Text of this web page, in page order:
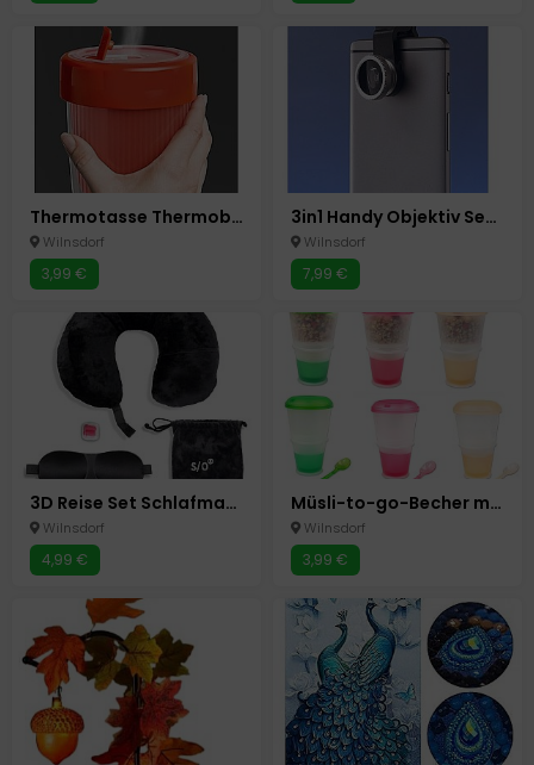
Thermotasse Thermobecher to go Memory, 0,5Liter, Rot, BPA Frei,
Wilnsdorf
3,99 €
3in1 Handy Objektiv Set Kamera Linse
Wilnsdorf
7,99 €
3D Reise Set Schlafmaske Nackenkissen Ohrstöpsel Schwarz Schlafset 3in1 4 tlg
Wilnsdorf
4,99 €
Müsli-to-go-Becher mit isoliertem Milchkühlfach & Löffel Müslibecher 2-go
Wilnsdorf
3,99 €